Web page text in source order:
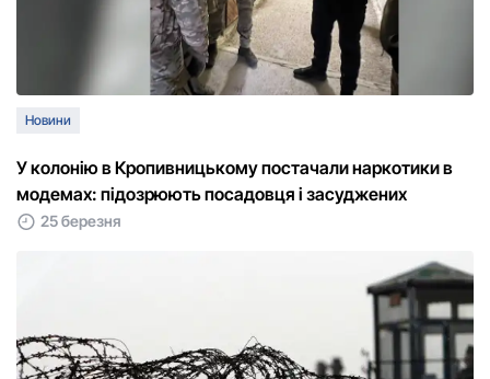
Новини
У колонію в Кропивницькому постачали наркотики в
модемах: підозрюють посадовця і засуджених
25 березня